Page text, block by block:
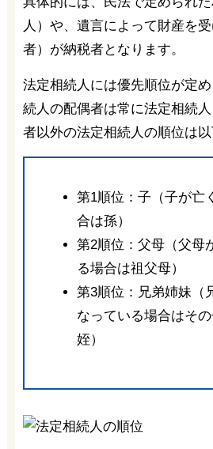
人）や、遺言によって財産を
者）が納税者となります。
法定相続人には優先順位が定
続人の配偶者は常に法定相続
者以外の法定相続人の順位は以
第1順位：子（子が亡
合は孫）
第2順位：父母（父母
る場合は祖父母）
第3順位：兄弟姉妹（
なっている場合はそ
姪）